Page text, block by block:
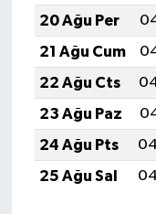
20 Ağu Per
21 Ağu Cum
22 Ağu Cts
23 Ağu Paz
24 Ağu Pts
25 Ağu Sal